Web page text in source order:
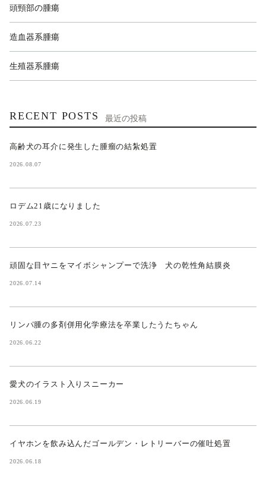
頭頸部の腫瘍
造血器系腫瘍
生殖器系腫瘍
RECENT POSTS 最近の投稿
高齢犬の耳介に発生した腫瘤の結紮処置
2026.08.07
ロデム21歳になりました
2026.07.23
頑固な目ヤニをマイボシャンプーで洗浄 犬の乾性角結膜炎
2026.07.14
リンパ腫の多剤併用化学療法を卒業したうたちゃん
2026.06.22
愛犬のイラスト入りスニーカー
2026.06.19
イヤホンを飲み込んだゴールデン・レトリーバーの催吐処置
2026.06.18